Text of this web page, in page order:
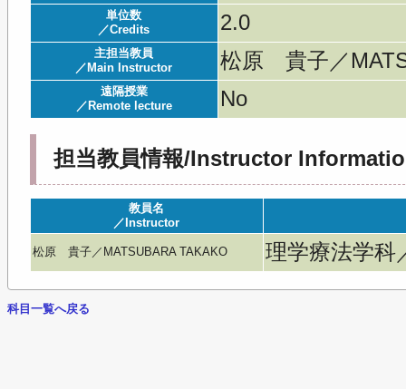
単位数
／Credits
2.0
主担当教員
／Main Instructor
松原 貴子／
遠隔授業
／Remote lecture
No
担当教員情報/Instructor
教員名
／Instructor
松原 貴子／MATSUBARA TAKAKO 理学療法学科
科目一覧へ戻る